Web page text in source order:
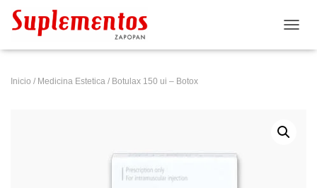
Inicio / Medicina Estetica / Botulax 150 ui – Botox